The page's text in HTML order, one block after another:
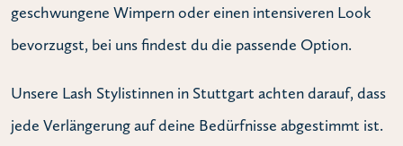
geschwungene Wimpern oder einen intensiveren Look
bevorzugst, bei uns findest du die passende Option.
Unsere Lash Stylistinnen in Stuttgart achten darauf, dass
jede Verlängerung auf deine Bedürfnisse abgestimmt ist.